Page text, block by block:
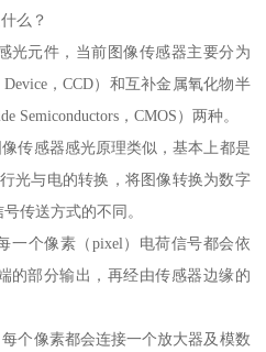
么？
光元件，当前图像传感器主要分为
，CCD）和互补金属氧化物半
Semiconductors，CMOS）两种。
传感器感光原理类似，基本上都是
光与电的转换，将图像转换为数字
传送方式的不同。
一个像素（pixel）电荷信号都会依
的部分输出，再经由传感器边缘的
个像素都会连接一个放大器及模数